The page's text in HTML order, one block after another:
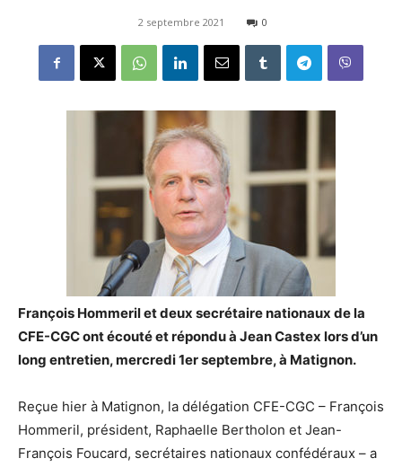
2 septembre 2021 0
François Hommeril et deux secrétaire nationaux de la
CFE-CGC ont écouté et répondu à Jean Castex lors d’un
long entretien, mercredi 1er septembre, à Matignon.
Reçue hier à Matignon, la délégation CFE-CGC – François
Hommeril, président, Raphaelle Bertholon et Jean-
François Foucard, secrétaires nationaux confédéraux – a